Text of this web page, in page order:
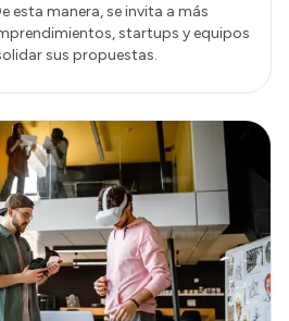
esta manera, se invita a más
startups y equipos
sus propuestas.